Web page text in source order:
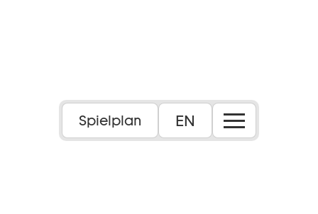
Spielplan EN